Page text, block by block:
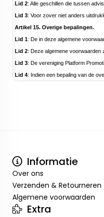
Lid 2: Alle geschillen die tussen
Lid 3: Voor zover niet anders
Artikel 15. Overige bepalingen.
Lid 1: De in deze algemene
Lid 2: Deze algemene voorwaarden
Lid 3: De vereniging Platform
Lid 4: Indien een bepaling van de
Informatie
Over ons
Verzenden & Retourneren
Algemene voorwaarden
Extra